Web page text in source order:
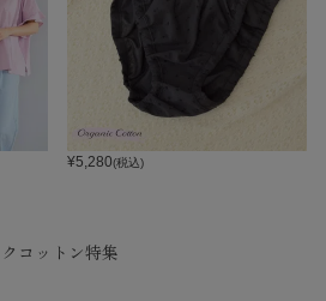
¥5,280(税込)
コットン特集